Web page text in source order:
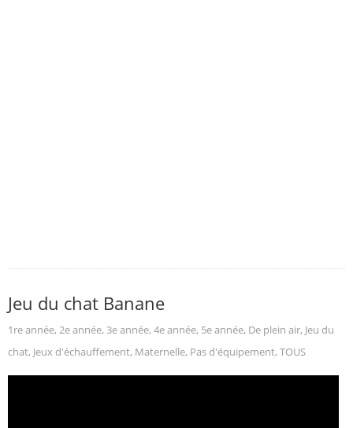
Jeu du chat Banane
1re année, 2e année, 3e année, 4e année, 5e année, De plein air, Jeu du
chat, Jeux d'échauffement, Maternelle, Pas d'équipement, TOUS